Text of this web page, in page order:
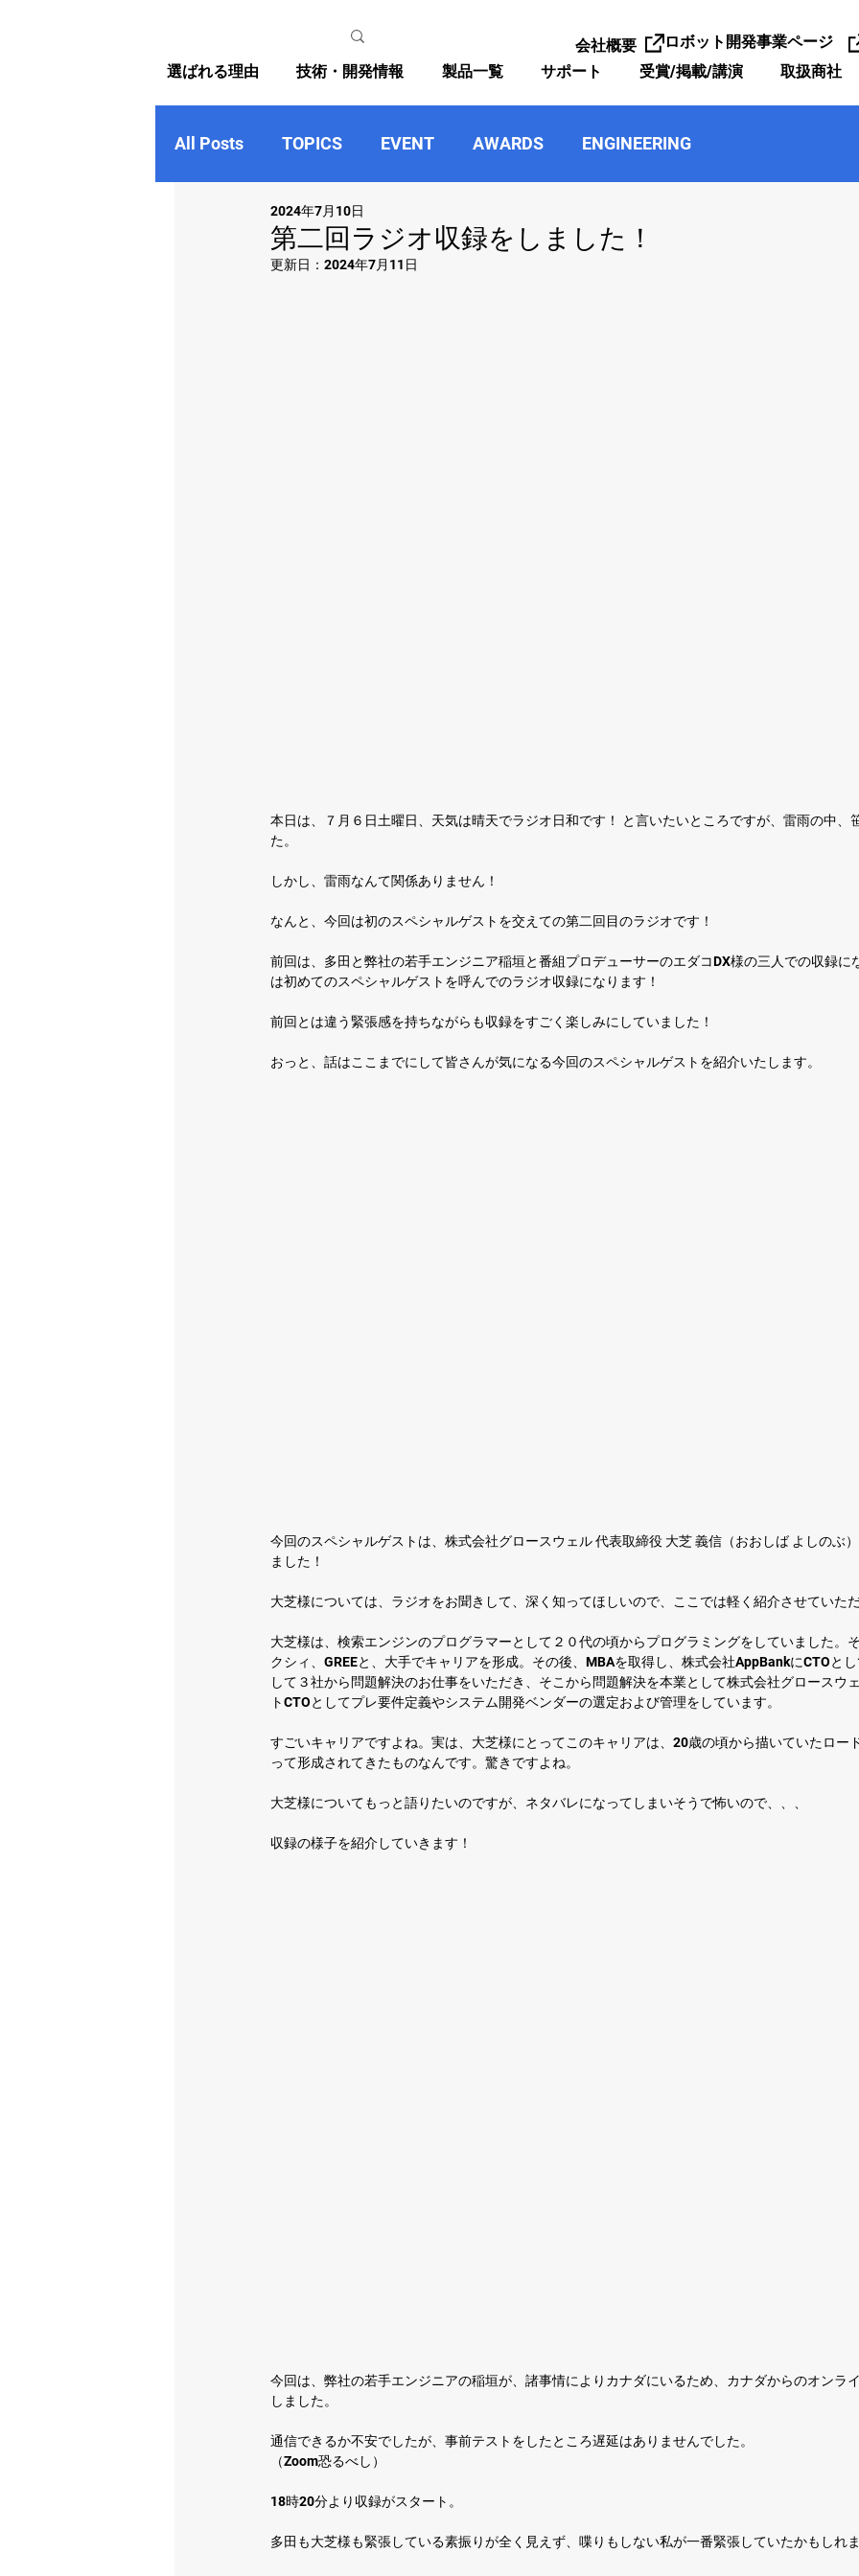
選ばれる理由 技術・開発情報 製品一覧 サポート 受賞/掲載/講演 取扱商社
ロボット開発事業ページ
会社概要
All Posts TOPICS EVENT AWARDS ENGINEERING
第二回ラジオ収録をしました！
2024年7月10日
更新日： 2024年7月11日
本日は、７月６日土曜日、天気は晴天でラジオ日和です！ と言いたいところですが、雷雨の中、
た。
しかし、雷雨なんて関係ありません！
なんと、今回は初のスペシャルゲストを交えての第二回目のラジオです！
前回は、多田と弊社の若手エンジニア稲垣と番組プロデューサーのエダコDX様の三人での収録に
は初めてのスペシャルゲストを呼んでのラジオ収録になります！
前回とは違う緊張感を持ちながらも収録をすごく楽しみにしていました！
おっと、話はここまでにして皆さんが気になる今回のスペシャルゲストを紹介いたします。
今回のスペシャルゲストは、株式会社グロースウェル 代表取締役 大芝 義信（おおしば よしのぶ
ました！
大芝様については、ラジオをお聞きして、深く知ってほしいので、ここでは軽く紹介させていただ
大芝様は、検索エンジンのプログラマーとして２０代の頃からプログラミングをしていました。
クシィ、GREEと、大手でキャリアを形成。その後、MBAを取得し、株式会社AppBankにCTOと
して３社から問題解決のお仕事をいただき、そこから問題解決を本業として株式会社グロースウ
トCTOとしてプレ要件定義やシステム開発ベンダーの選定および管理をしています。
すごいキャリアですよね。実は、大芝様にとってこのキャリアは、20歳の頃から描いていたロー
って形成されてきたものなんです。驚きですよね。
大芝様についてもっと語りたいのですが、ネタバレになってしまいそうで怖いので、、、
収録の様子を紹介していきます！
今回は、弊社の若手エンジニアの稲垣が、諸事情によりカナダにいるため、カナダからのオンラ
しました。
通信できるか不安でしたが、事前テストをしたところ遅延はありませんでした。
（Zoom恐るべし）
18時20分より収録がスタート。
多田も大芝様も緊張している素振りが全く見えず、喋りもしない私が一番緊張していたかもしれま